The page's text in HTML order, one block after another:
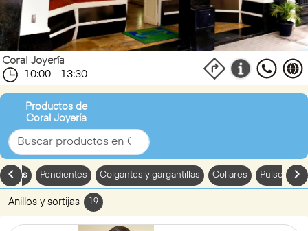
Coral Joyería
10:00 - 13:30
Productos de
Coral Joyería
chevron_left Pendientes Colgantes y gargantillas Collares Pulseras
Anillos y sortijas 19